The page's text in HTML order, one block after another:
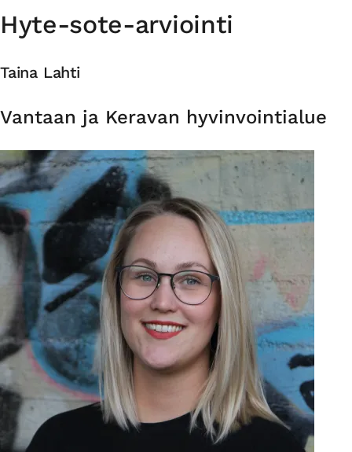
Hyte-sote-arviointi
Taina Lahti
Organisaatio
Vantaan ja Keravan hyvinvointialue